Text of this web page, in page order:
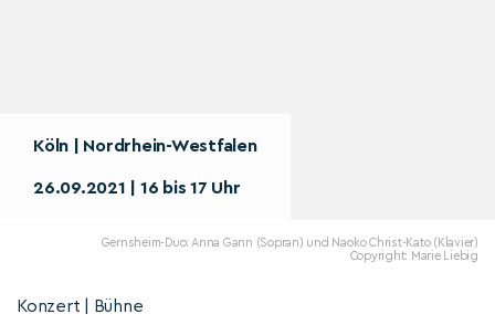
Köln | Nordrhein-Westfalen
26.09.2021 | 16 bis 17 Uhr
Gernsheim-Duo: Anna Gann (Sopran) und Naoko Christ-Kato (Klavier)
Copyright: Marie Liebig
Konzert | Bühne